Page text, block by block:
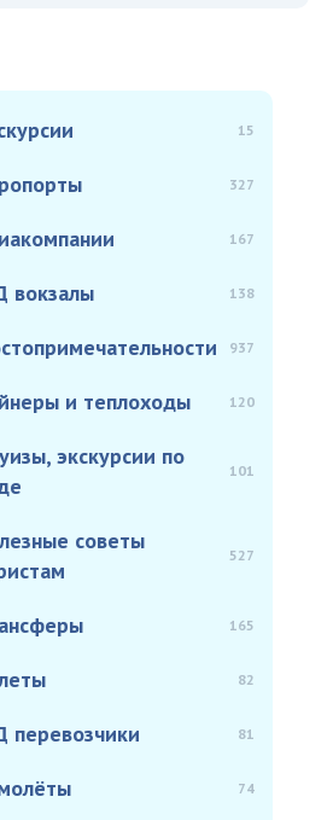
15
327
167
вокзалы 138
937
и теплоходы 120
экскурсии по
101
советы
527
165
82
81
74